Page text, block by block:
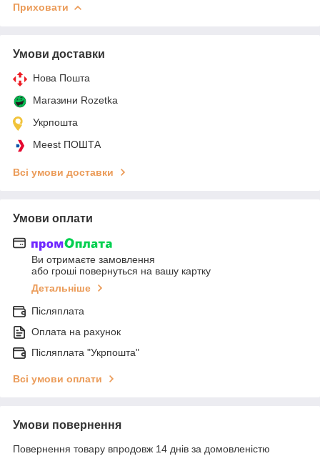
Приховати
Умови доставки
Нова Пошта
Магазини Rozetka
Укрпошта
Meest ПОШТА
Всі умови доставки
Умови оплати
Ви отримаєте замовлення
або гроші повернуться на вашу картку
Детальніше
Післяплата
Оплата на рахунок
Післяплата "Укрпошта"
Всі умови оплати
Умови повернення
Повернення товару впродовж 14 днів за домовленістю